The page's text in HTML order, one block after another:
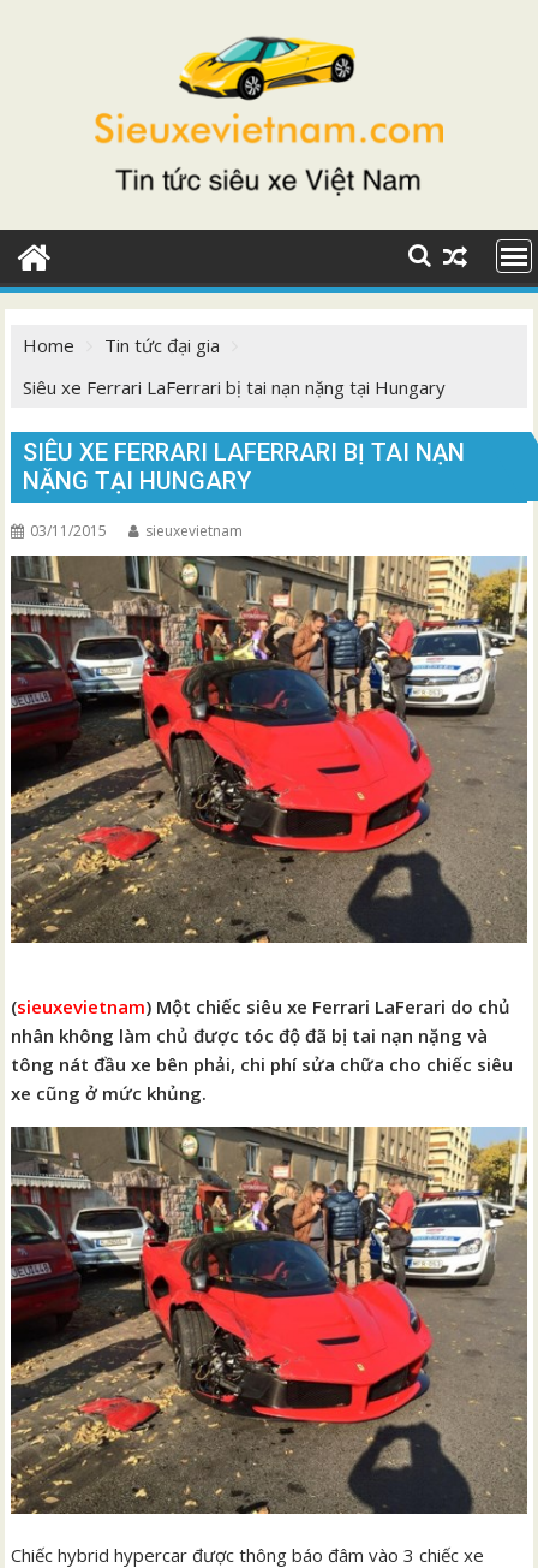
Home
Tin tức đại gia
Siêu xe Ferrari LaFerrari bị tai nạn nặng tại Hungary
SIÊU XE FERRARI LAFERRARI BỊ TAI NẠN
NẶNG TẠI HUNGARY
03/11/2015 sieuxevietnam
(sieuxevietnam) Một chiếc siêu xe Ferrari LaFerari do chủ
nhân không làm chủ được tóc độ đã bị tai nạn nặng và
tông nát đầu xe bên phải, chi phí sửa chữa cho chiếc siêu
xe cũng ở mức khủng.
Chiếc hybrid hypercar được thông báo đâm vào 3 chiếc xe